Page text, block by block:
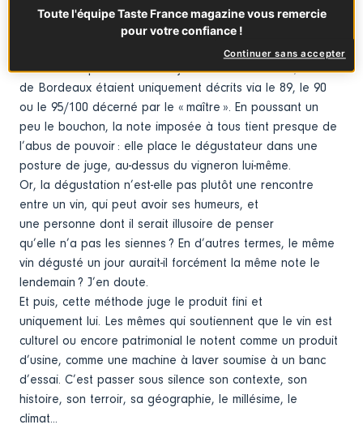
nos sociétés, je reste bien perplexe. C’est un
euphémisme. La note a la brutalité du couperet, sans
nuances. À la grande époque de Robert Parker, le
célèbre critique américain aujourd’hui à la retraite, les vins
de Bordeaux étaient uniquement décrits via le 89, le 90
ou le 95/100 décerné par le « maître ». En poussant un
peu le bouchon, la note imposée à tous tient presque de
l’abus de pouvoir : elle place le dégustateur dans une
posture de juge, au-dessus du vigneron lui-même.
Or, la dégustation n’est-elle pas plutôt une rencontre
entre un vin, qui peut avoir ses humeurs, et
une personne dont il serait illusoire de penser
qu’elle n’a pas les siennes ? En d’autres termes, le même
vin dégusté un jour aurait-il forcément la même note le
lendemain ? J’en doute.
Et puis, cette méthode juge le produit fini et
uniquement lui. Les mêmes qui soutiennent que le vin est
culturel ou encore patrimonial le notent comme un produit
d’usine, comme une machine à laver soumise à un banc
d’essai. C’est passer sous silence son contexte, son
histoire, son terroir, sa géographie, le millésime, le
climat...
Toute l'équipe Taste France magazine vous remercie
pour votre confiance !
Continuer sans accepter